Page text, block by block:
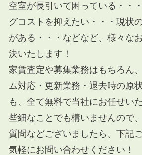
空室が長引いて困っている・・
グコストを抑えたい・・・現状
がある・・・などなど、様々な
決いたします！
家賃査定や募集業務はもちろん
ム対応・更新業務・退去時の原
も、全て無料で当社にお任せい
些細なことでも構いませんので
質問などございましたら、下記
気軽にお問い合わせください！